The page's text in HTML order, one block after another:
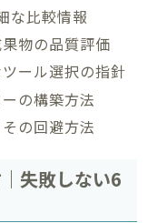
な比較情報
物の品質評価
ール選択の指針
の構築方法
の回避方法
失敗しない6